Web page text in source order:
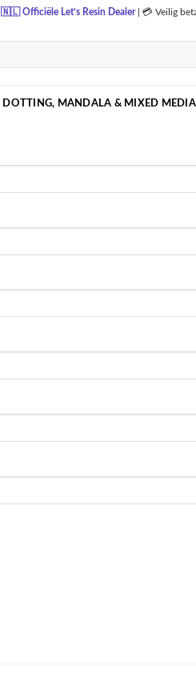
🇳🇱Officiële Let’s Resin Dealer 💳 Veilig
DOTTING, MANDALA & MIXED MEDIA